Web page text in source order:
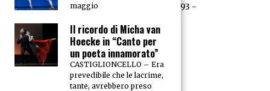
dell'A.E.D. P.IVA 01066520493 -
maggio
Il ricordo di Micha van
Hoecke in “Canto per
un poeta innamorato”
CASTIGLIONCELLO – Era
prevedibile che le lacrime,
tante, avrebbero preso